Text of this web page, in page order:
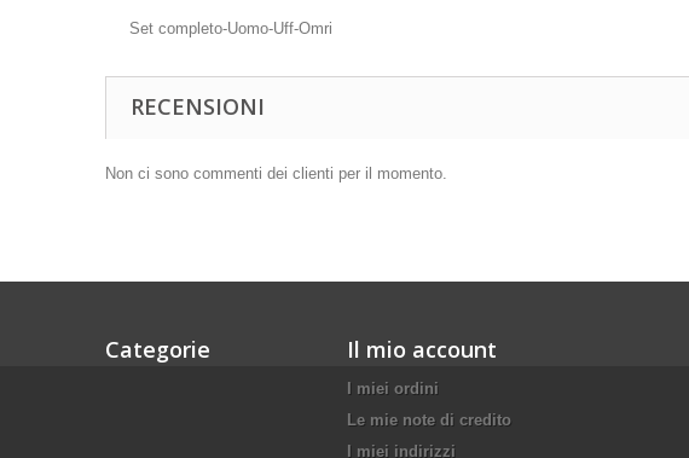
Set completo-Uomo-Uff-Omri
RECENSIONI
Non ci sono commenti dei clienti per il momento.
Categorie Il mio account
I miei ordini
Le mie note di credito
I miei indirizzi